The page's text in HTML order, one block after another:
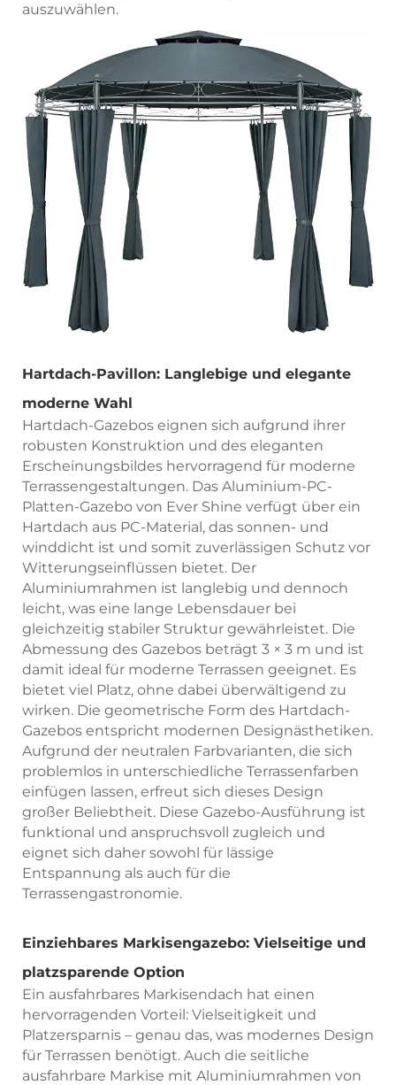
auszuwählen.
Hartdach-Pavillon: Langlebige und elegante
moderne Wahl
Hartdach-Gazebos eignen sich aufgrund ihrer
robusten Konstruktion und des eleganten
Erscheinungsbildes hervorragend für moderne
Terrassengestaltungen. Das Aluminium-PC-
Platten-Gazebo von Ever Shine verfügt über ein
Hartdach aus PC-Material, das sonnen- und
winddicht ist und somit zuverlässigen Schutz vor
Witterungseinflüssen bietet. Der
Aluminiumrahmen ist langlebig und dennoch
leicht, was eine lange Lebensdauer bei
gleichzeitig stabiler Struktur gewährleistet. Die
Abmessung des Gazebos beträgt 3 × 3 m und ist
damit ideal für moderne Terrassen geeignet. Es
bietet viel Platz, ohne dabei überwältigend zu
wirken. Die geometrische Form des Hartdach-
Gazebos entspricht modernen Designästhetiken.
Aufgrund der neutralen Farbvarianten, die sich
problemlos in unterschiedliche Terrassenfarben
einfügen lassen, erfreut sich dieses Design
großer Beliebtheit. Diese Gazebo-Ausführung ist
funktional und anspruchsvoll zugleich und
eignet sich daher sowohl für lässige
Entspannung als auch für die
Terrassengastronomie.
Einziehbares Markisengazebo: Vielseitige und
platzsparende Option
Ein ausfahrbares Markisendach hat einen
hervorragenden Vorteil: Vielseitigkeit und
Platzersparnis – genau das, was modernes Design
für Terrassen benötigt. Auch die seitliche
ausfahrbare Markise mit Aluminiumrahmen von